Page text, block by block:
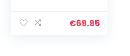
Heizstufen),
€69.95